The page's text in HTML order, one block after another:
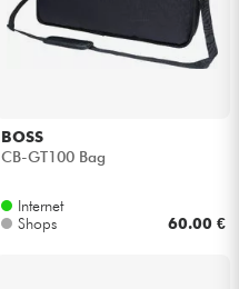
BOSS
CB-GT100 Bag
Internet
Shops
60.00 €